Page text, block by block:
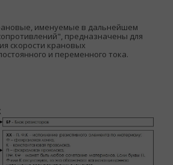
именуемые в дальнейшем
предназначены для
скорости крановых
и переменного тока.